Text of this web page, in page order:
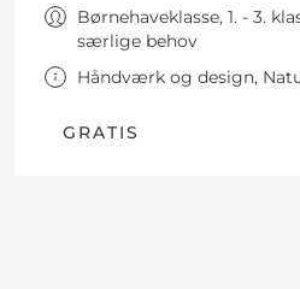
Børnehaveklasse, 1. - 3.
særlige behov
Håndværk og design,
GRATIS